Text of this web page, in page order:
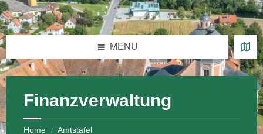
Skip
to
content
Skip
to
left
sidebar
Skip
to
right
sidebar
Skip
to
footer
MENU
Finanzverwaltung
Home / Amtstafel